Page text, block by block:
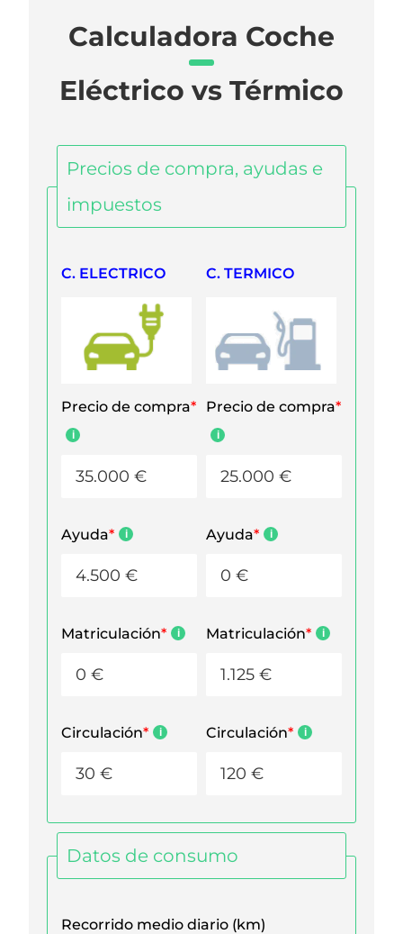
Calculadora Coche
Eléctrico vs Térmico
Precios de compra, ayudas e
impuestos
C. ELECTRICO C. TERMICO
Precio de compra* Precio de compra*
Ayuda* Ayuda*
Matriculación* Matriculación*
Circulación* Circulación*
Datos de consumo
Recorrido medio diario (km)